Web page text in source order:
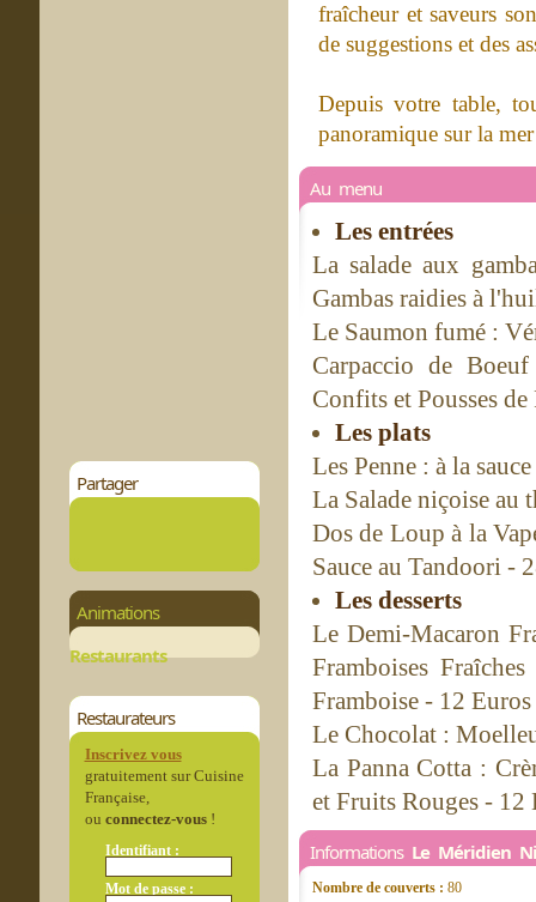
Partager
Animations
Restaurants
Restaurateurs
Inscrivez vous
gratuitement sur Cuisine
Française,
ou connectez-vous!
Identifiant :
Mot de passe :
fraîcheur et saveurs
de suggestions et des
Depuis votre table,
panoramique sur la
Au menu
Les entrées
La salade aux
Gambas raidies à
Le Saumon fumé :
Carpaccio de
Confits et Pousses
Les plats
Les Penne : à la
La Salade niçoise au
Dos de Loup à la
Sauce au Tandoori -
Les desserts
Le Demi-Macaron
Framboises
Framboise - 12 Euros
Le Chocolat :
La Panna Cotta :
et Fruits Rouges - 12
Informations Le Méridien
Nombre de couverts : 80